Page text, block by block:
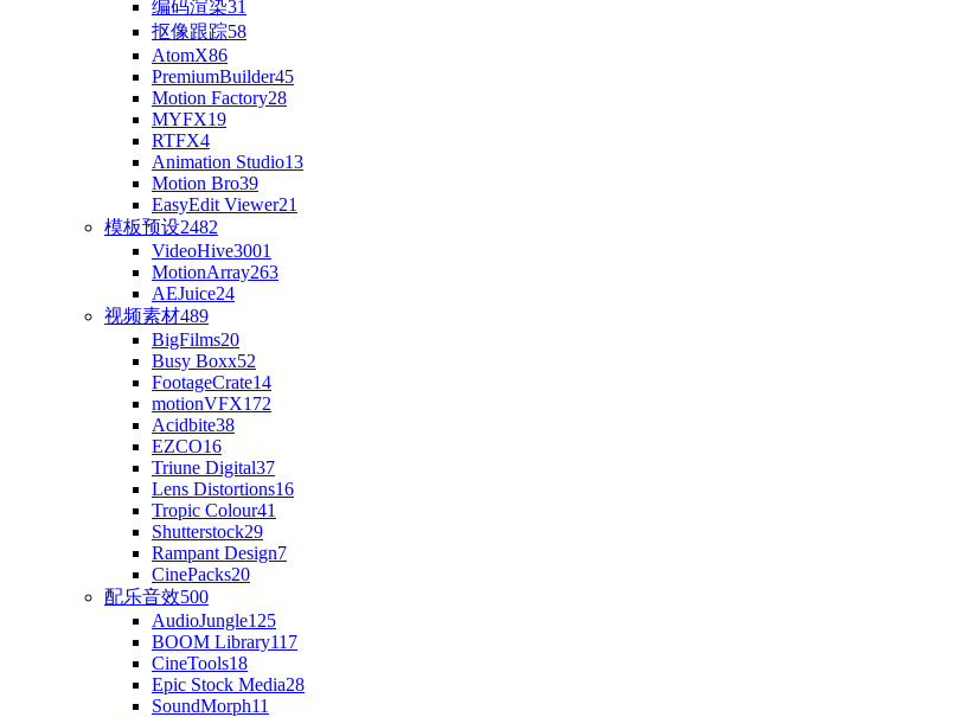
编码渲染31
抠像跟踪58
AtomX86
PremiumBuilder45
Motion Factory28
MYFX19
RTFX4
Animation Studio13
Motion Bro39
EasyEdit Viewer21
模板预设2482
VideoHive3001
MotionArray263
AEJuice24
视频素材489
BigFilms20
Busy Boxx52
FootageCrate14
motionVFX172
Acidbite38
EZCO16
Triune Digital37
Lens Distortions16
Tropic Colour41
Shutterstock29
Rampant Design7
CinePacks20
配乐音效500
AudioJungle125
BOOM Library117
CineTools18
Epic Stock Media28
SoundMorph11